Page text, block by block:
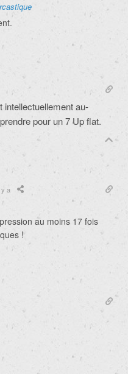
intellectuellement au-
pour un 7 Up flat.
a
au moins 17 fois
!